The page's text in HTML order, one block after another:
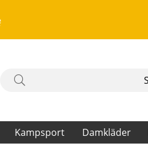
Kampsport Damkläder